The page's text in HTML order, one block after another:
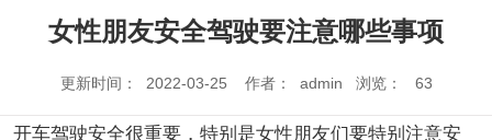
女性朋友安全驾驶要注意哪些事项
更新时间： 2022-03-25 作者： admin 浏览： 63
开车驾驶安全很重要，特别是女性朋友们要特别注意安